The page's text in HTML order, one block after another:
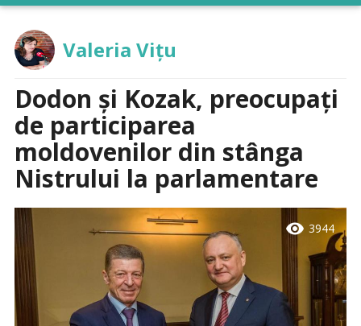
Valeria Vițu
Dodon și Kozak, preocupați
de participarea
moldovenilor din stânga
Nistrului la parlamentare
visibility 3944